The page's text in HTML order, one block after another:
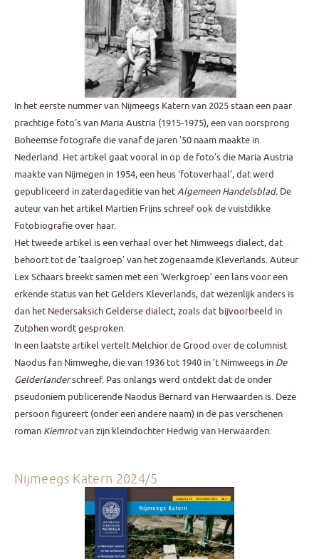
In het eerste nummer van Nijmeegs Katern van 2025 staan een paar
prachtige foto’s van Maria Austria (1915-1975), een van oorsprong
Boheemse fotografe die vanaf de jaren ’50 naam maakte in
Nederland. Het artikel gaat vooral in op de foto’s die Maria Austria
maakte van Nijmegen in 1954, een heus ‘fotoverhaal’, dat werd
gepubliceerd in zaterdageditie van hetAlgemeen Handelsblad. De
auteur van het artikel Martien Frijns schreef ook de vuistdikke
Fotobiografie over haar.
Het tweede artikel is een verhaal over het Nimweegs dialect, dat
behoort tot de ’taalgroep’ van het zogenaamde Kleverlands. Auteur
Lex Schaars breekt samen met een ‘Werkgroep’ een lans voor een
erkende status van het Gelders Kleverlands, dat wezenlijk anders is
dan het Nedersaksich Gelderse dialect, zoals dat bijvoorbeeld in
Zutphen wordt gesproken.
In een laatste artikel vertelt Melchior de Grood over de columnist
Naodus fan Nimweghe, die van 1936 tot 1940 in ’t Nimweegs in De
Gelderlanderschreef. Pas onlangs werd ontdekt dat de onder
pseudoniem publicerende Naodus Bernard van Herwaarden is. Deze
persoon figureert (onder een andere naam) in de pas verschenen
roman Kiemrotvan zijn kleindochter Hedwig van Herwaarden.
Nijmeegs Katern 2024/5